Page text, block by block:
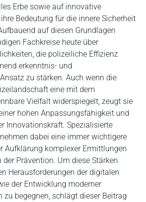
Erbe sowie auf innovative
Bedeutung für die innere Sicherheit
auf diesen Grundlagen
Fachkreise heute über
die polizeiliche Effizienz
erkenntnis- und
zu stärken. Auch wenn die
eine mit dem
Vielfalt widerspiegelt, zeugt sie
hohen Anpassungsfähigkeit und
Innovationskraft. Spezialisierte
dabei eine immer wichtigere
Aufklärung komplexer Ermittlungen
Prävention. Um diese Stärken
Herausforderungen der digitalen
der Entwicklung moderner
begegnen, schlägt dieser Beitrag